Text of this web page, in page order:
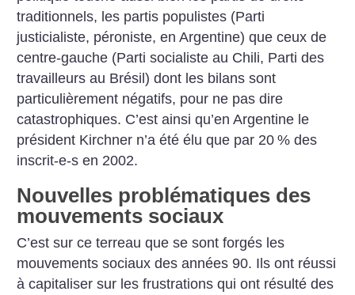
traditionnels, les partis populistes (Parti
justicialiste, péroniste, en Argentine) que ceux de
centre-gauche (Parti socialiste au Chili, Parti des
travailleurs au Brésil) dont les bilans sont
particulièrement négatifs, pour ne pas dire
catastrophiques. C’est ainsi qu’en Argentine le
président Kirchner n’a été élu que par 20 % des
inscrit-e-s en 2002.
Nouvelles problématiques des
mouvements sociaux
C’est sur ce terreau que se sont forgés les
mouvements sociaux des années 90. Ils ont réussi
à capitaliser sur les frustrations qui ont résulté des